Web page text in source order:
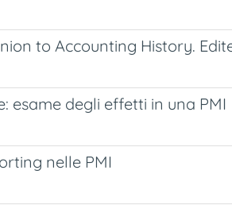
to Accounting History.
esame degli effetti in una PMI
nelle PMI